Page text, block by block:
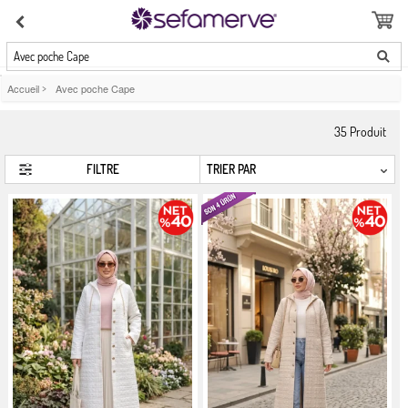
Avec poche Cape
Accueil > Avec poche Cape
35 Produit
FILTRE